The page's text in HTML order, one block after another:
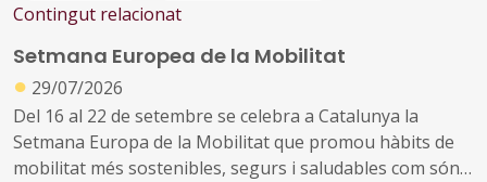
Contingut relacionat
Setmana Europea de la Mobilitat
● 29/07/2026
Del 16 al 22 de setembre se celebra a Catalunya la
Setmana Europa de la Mobilitat que promou hàbits de
mobilitat més sostenibles, segurs i saludables com són